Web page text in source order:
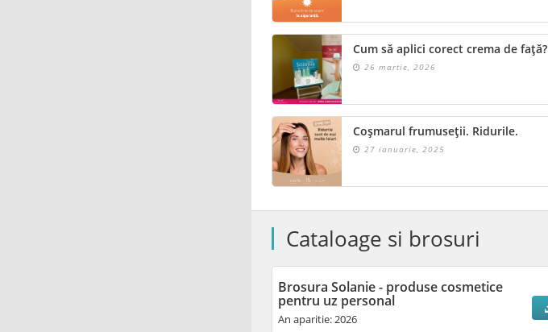
Cum să aplici corect crema de față?
26 martie, 2026
Coșmarul frumuseții. Ridurile.
27 ianuarie, 2025
Cataloage si brosuri
Brosura Solanie - produse cosmetice
pentru uz personal
An aparitie: 2026